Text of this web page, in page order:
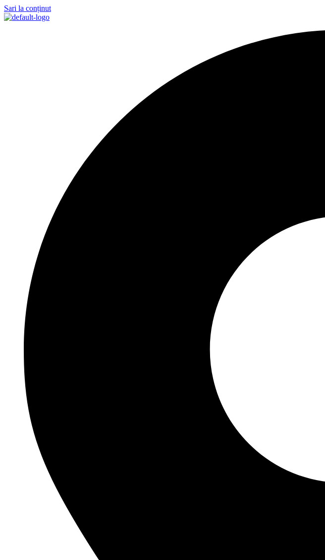
Sari la conținut